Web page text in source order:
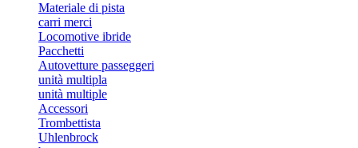
Materiale di pista
carri merci
Locomotive ibride
Pacchetti
Autovetture passeggeri
unità multipla
unità multiple
Accessori
Trombettista
Uhlenbrock